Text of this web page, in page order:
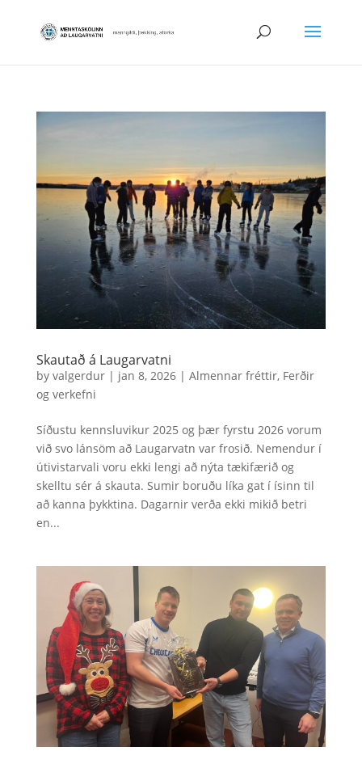
Skautað á Laugarvatni
by valgerdur| jan 8, 2026| Almennar fréttir, Ferðir
og verkefni
Síðustu kennsluvikur 2025 og þær fyrstu 2026 vorum
við svo lánsöm að Laugarvatn var frosið. Nemendur í
útivistarvali voru ekki lengi að nýta tækifærið og
skelltu sér á skauta. Sumir boruðu líka gat í ísinn til
að kanna þykktina. Dagarnir verða ekki mikið betri
en...